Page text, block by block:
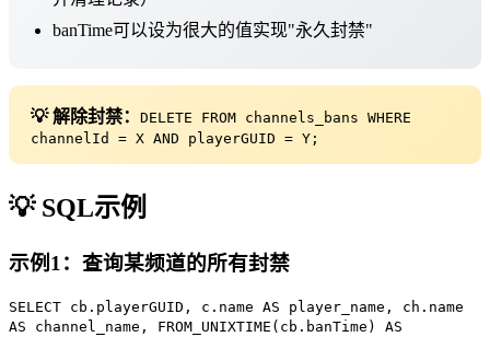
banTime可以设为很大的值实现"永久封禁"
💡 解除封禁： DELETE FROM channels_bans WHERE
channelId = X AND playerGUID = Y;
💡 SQL示例
示例1：查询某频道的所有封禁
SELECT cb.playerGUID, c.name AS player_name, ch.name
AS channel_name, FROM_UNIXTIME (cb.banTime) AS